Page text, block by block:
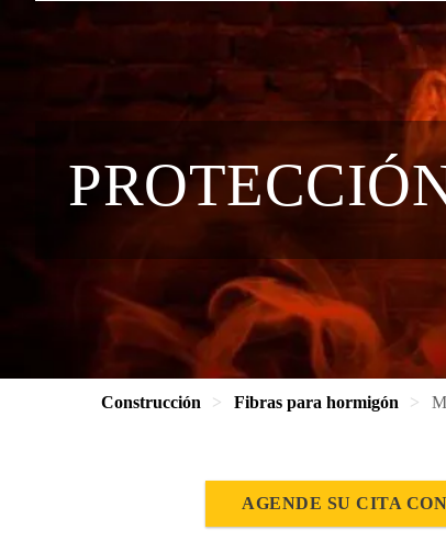
Construcción Fibras para hormigón
AGENDE SU CITA